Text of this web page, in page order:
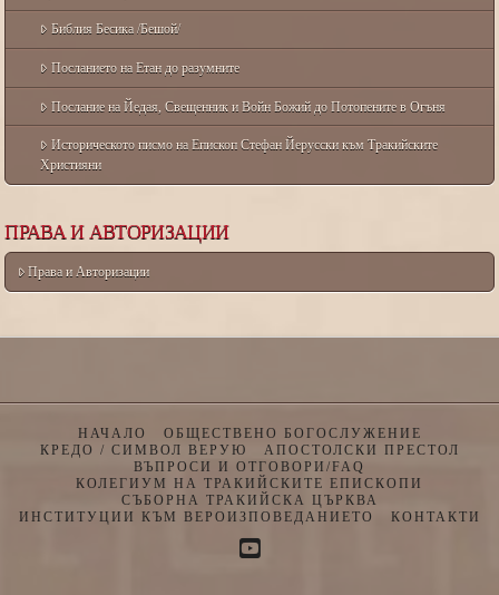
Библия Бесика /Бешой/
Посланието на Етан до разумните
Послание на Йедая, Свещенник и Войн Божий до Потопените в Огъня
Историческото писмо на Епископ Стефан Йерусски към Тракийските
Християни
ПРАВА И АВТОРИЗАЦИИ
Права и Авторизации
НАЧАЛО
ОБЩЕСТВЕНО БОГОСЛУЖЕНИЕ
КРЕДО / СИМВОЛ ВЕРУЮ
АПОСТОЛСКИ ПРЕСТОЛ
ВЪПРОСИ И ОТГОВОРИ/FAQ
КОЛЕГИУМ НА ТРАКИЙСКИТЕ ЕПИСКОПИ
СЪБОРНА ТРАКИЙСКА ЦЪРКВА
ИНСТИТУЦИИ КЪМ ВЕРОИЗПОВЕДАНИЕТО
КОНТАКТИ